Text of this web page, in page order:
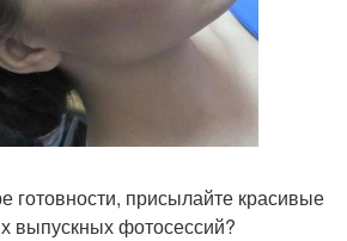
готовности, присылайте красивые
выпускных фотосессий?